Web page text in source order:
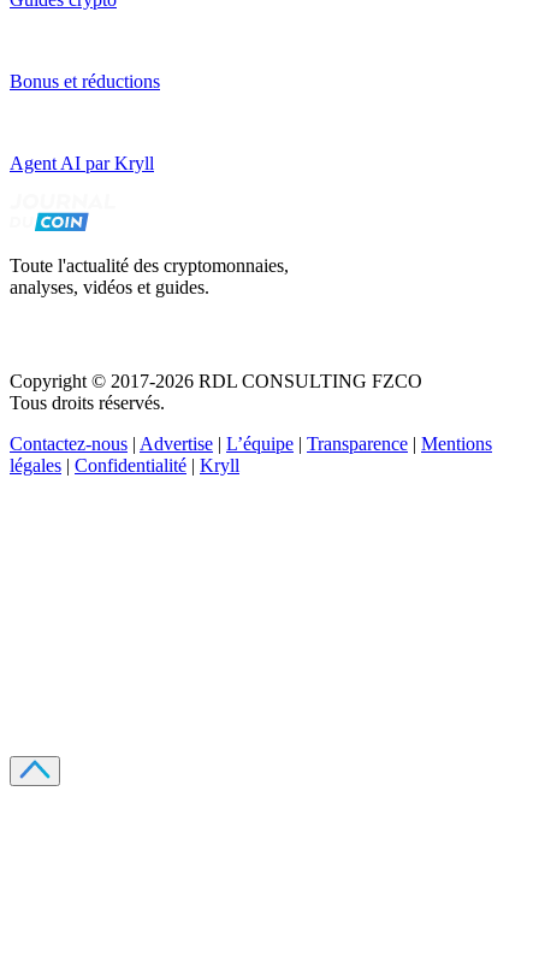
Bonus et réductions
Agent AI par Kryll
Toute l'actualité des cryptomonnaies,
analyses, vidéos et guides.
Copyright © 2017-2026 RDL CONSULTING FZCO
Tous droits réservés.
Contactez-nous | Advertise | L’équipe | Transparence | Mentions
légales | Confidentialité | Kryll